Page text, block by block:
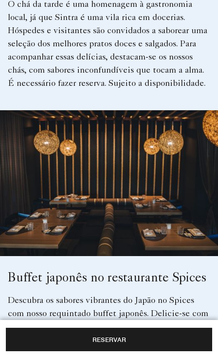
RESERVAR
O chá da tarde é uma homenagem à gastronomia
local, já que Sintra é uma vila rica em docerias.
Hóspedes e visitantes são convidados a saborear uma
seleção dos melhores pratos doces e salgados. Para
acompanhar essas delícias, destacam-se os nossos
chás, com sabores inconfundíveis que tocam a alma.
É necessário fazer reserva. Sujeito a disponibilidade.
Buffet japonês no restaurante Spices
Descubra os sabores vibrantes do Japão no Spices
com nosso requintado buffet japonês. Delicie-se com
uma variedade de sushis frescos, sashimis, tempurás
e outras iguarias japonesas tradicionais, todas
preparadas com os melhores ingredientes. Sábados